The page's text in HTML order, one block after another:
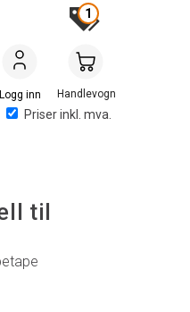
Priser inkl. mva.
Logg inn Handlevogn
1
til